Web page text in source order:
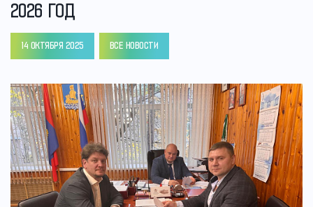
2026 ГОД
14 ОКТЯБРЯ 2025 ВСЕ НОВОСТИ